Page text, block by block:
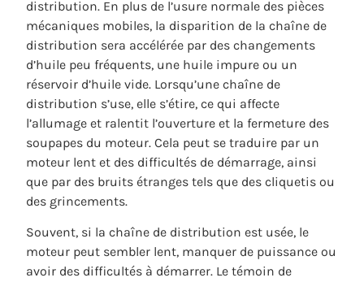
distribution. En plus de l’usure normale des pièces
mécaniques mobiles, la disparition de la chaîne de
distribution sera accélérée par des changements
d’huile peu fréquents, une huile impure ou un
réservoir d’huile vide. Lorsqu’une chaîne de
distribution s’use, elle s’étire, ce qui affecte
l’allumage et ralentit l’ouverture et la fermeture des
soupapes du moteur. Cela peut se traduire par un
moteur lent et des difficultés de démarrage, ainsi
que par des bruits étranges tels que des cliquetis ou
des grincements.
Souvent, si la chaîne de distribution est usée, le
moteur peut sembler lent, manquer de puissance ou
avoir des difficultés à démarrer. Le témoin de